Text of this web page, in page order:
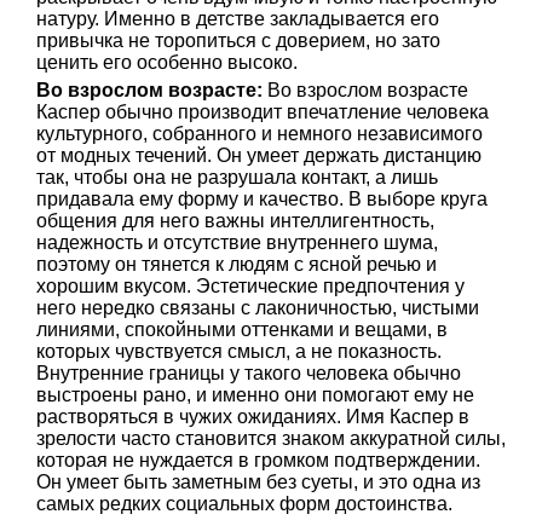
натуру. Именно в детстве закладывается его
привычка не торопиться с доверием, но зато
ценить его особенно высоко.
Во взрослом возрасте: Во взрослом возрасте
Каспер обычно производит впечатление человека
культурного, собранного и немного независимого
от модных течений. Он умеет держать дистанцию
так, чтобы она не разрушала контакт, а лишь
придавала ему форму и качество. В выборе круга
общения для него важны интеллигентность,
надежность и отсутствие внутреннего шума,
поэтому он тянется к людям с ясной речью и
хорошим вкусом. Эстетические предпочтения у
него нередко связаны с лаконичностью, чистыми
линиями, спокойными оттенками и вещами, в
которых чувствуется смысл, а не показность.
Внутренние границы у такого человека обычно
выстроены рано, и именно они помогают ему не
растворяться в чужих ожиданиях. Имя Каспер в
зрелости часто становится знаком аккуратной силы,
которая не нуждается в громком подтверждении.
Он умеет быть заметным без суеты, и это одна из
самых редких социальных форм достоинства.